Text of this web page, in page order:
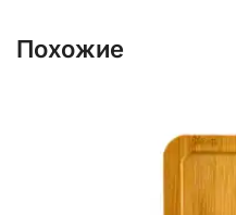
Похожие